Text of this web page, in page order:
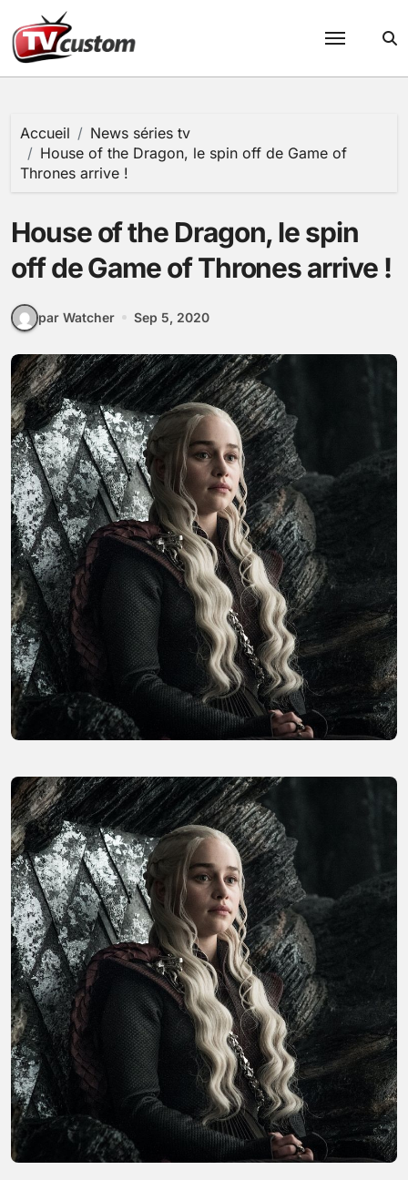
au
contenu
Accueil
News séries tv
House of the Dragon, le spin off de Game of
Thrones arrive !
House of the Dragon, le spin
off de Game of Thrones arrive !
par Watcher Sep 5, 2020